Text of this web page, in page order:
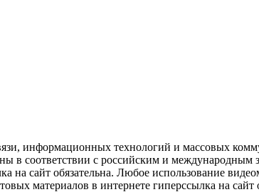
информационных технологий и массовых
в соответствии с российским и
на сайт обязательна. Любое использование
материалов в интернете гиперссылка на сайт